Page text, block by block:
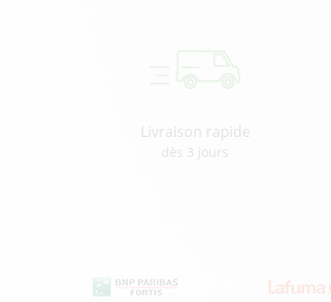
Livraison rapide
dès 3 jours